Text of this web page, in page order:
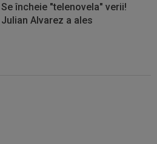
Se încheie "telenovela" verii!
Julian Alvarez a ales